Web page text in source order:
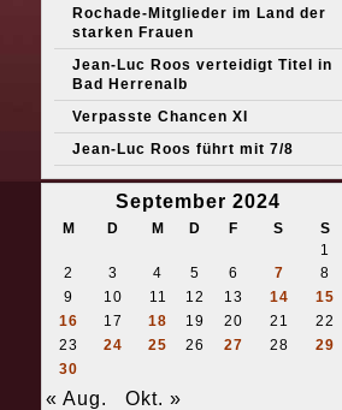
Rochade-Mitglieder im Land der
starken Frauen
Jean-Luc Roos verteidigt Titel in
Bad Herrenalb
Verpasste Chancen XI
Jean-Luc Roos führt mit 7/8
September 2024
M D M D F S
S
1
2
3 4 5 6 7
8
9
10 11 12 13 14
15
16
17 18 19 20 21
22
23
24 25 26 27 28
29
30
« Aug. Okt. »